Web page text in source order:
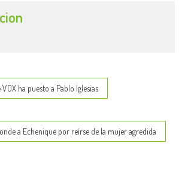
ha puesto a Pablo Iglesias
a Echenique por reírse de la mujer agredida